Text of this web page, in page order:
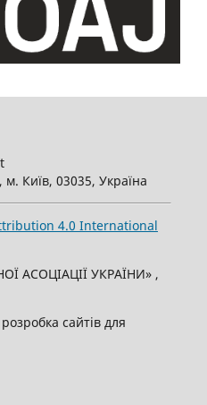
м. Київ, 03035, Україна
4.0 International
АСОЦІАЦІЇ УКРАЇНИ» ,
сайтів для